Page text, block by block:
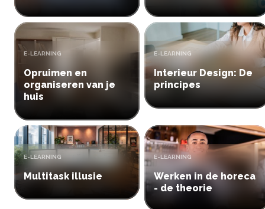
Opruimen en
organiseren van je
huis
TYPE:
E-LEARNING
Interieur Design: De
principes
TYPE:
E-LEARNING
Multitask illusie
TYPE:
E-LEARNING
Werken in de horeca
- de theorie
TYPE:
E-LEARNING